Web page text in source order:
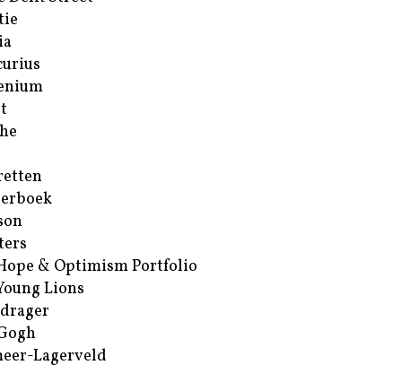
& Optimism Portfolio
Lions
Lagerveld